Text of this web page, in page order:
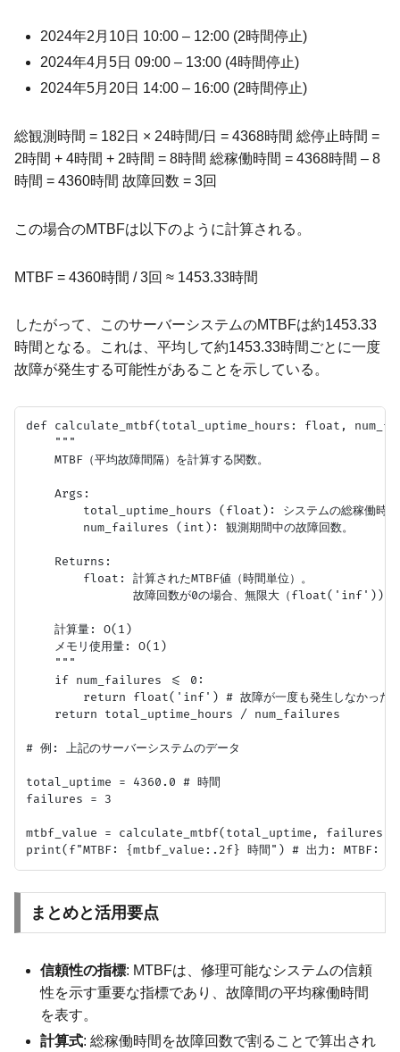
2024年2月10日 10:00 – 12:00 (2時間停止)
2024年4月5日 09:00 – 13:00 (4時間停止)
2024年5月20日 14:00 – 16:00 (2時間停止)
総観測時間 = 182日 × 24時間/日 = 4368時間 総停止時間 =
2時間 + 4時間 + 2時間 = 8時間 総稼働時間 = 4368時間 – 8
時間 = 4360時間 故障回数 = 3回
この場合のMTBFは以下のように計算される。
MTBF = 4360時間 / 3回 ≈ 1453.33時間
したがって、このサーバーシステムのMTBFは約1453.33
時間となる。これは、平均して約1453.33時間ごとに一度
故障が発生する可能性があることを示している。
def calculate_mtbf(total_uptime_hours: float,
    """
    MTBF（平均故障間隔）を計算する関数。
    Args:
total_uptime_hours (float): システムの総稼働時間
        num_failures (int): 観測期間中の故障回数。
    Returns:
        float: 計算されたMTBF値（時間単位）。
故障回数が0の場合、無限大（float('inf'))を
    計算量: O(1)
    メモリ使用量: O(1)
    """
    if num_failures <= 0:
return float('inf') # 故障が一度も発生しなかった
    return total_uptime_hours / num_failures
# 例: 上記のサーバーシステムのデータ
total_uptime = 4360.0 # 時間
failures = 3
mtbf_value = calculate_mtbf(total_uptime, failures)
まとめと活用要点
信頼性の指標: MTBFは、修理可能なシステムの信頼
性を示す重要な指標であり、故障間の平均稼働時間
を表す。
計算式: 総稼働時間を故障回数で割ることで算出され